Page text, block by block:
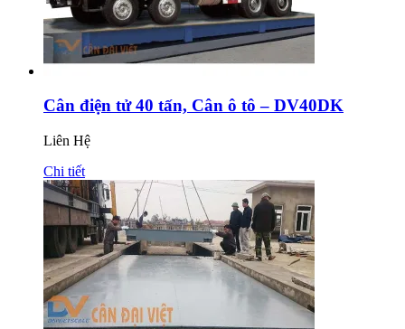
Cân điện tử 40 tấn, Cân ô tô – DV40DK
Liên Hệ
Chi tiết